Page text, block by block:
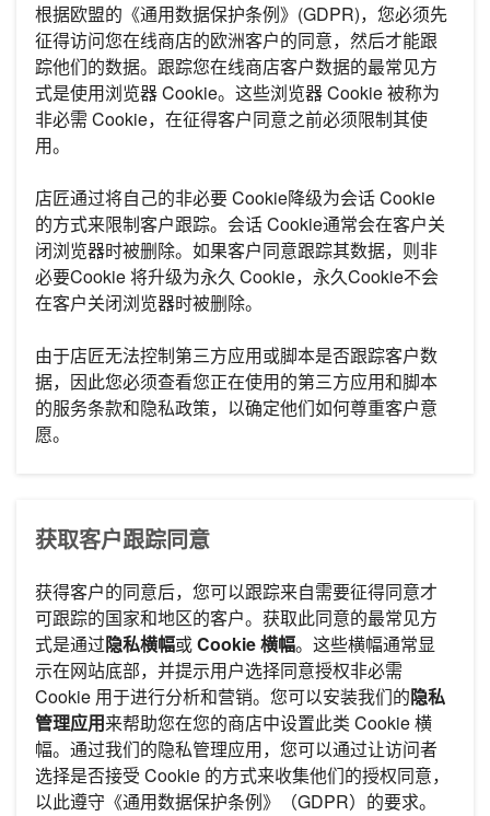
根据欧盟的《通用数据保护条例》(GDPR)，您必须先
征得访问您在线商店的欧洲客户的同意，然后才能跟
踪他们的数据。跟踪您在线商店客户数据的最常见方
式是使用浏览器 Cookie。这些浏览器 Cookie 被称为
非必需 Cookie，在征得客户同意之前必须限制其使
用。
店匠通过将自己的非必要 Cookie降级为会话 Cookie
的方式来限制客户跟踪。会话 Cookie通常会在客户关
闭浏览器时被删除。如果客户同意跟踪其数据，则非
必要Cookie 将升级为永久 Cookie，永久Cookie不会
在客户关闭浏览器时被删除。
由于店匠无法控制第三方应用或脚本是否跟踪客户数
据，因此您必须查看您正在使用的第三方应用和脚本
的服务条款和隐私政策，以确定他们如何尊重客户意
愿。
获取客户跟踪同意
获得客户的同意后，您可以跟踪来自需要征得同意才
可跟踪的国家和地区的客户。获取此同意的最常见方
式是通过隐私横幅或Cookie 横幅。这些横幅通常显
示在网站底部，并提示用户选择同意授权非必需
Cookie 用于进行分析和营销。您可以安装我们的隐私
管理应用来帮助您在您的商店中设置此类 Cookie 横
幅。通过我们的隐私管理应用，您可以通过让访问者
选择是否接受 Cookie 的方式来收集他们的授权同意，
以此遵守《通用数据保护条例》（GDPR）的要求。